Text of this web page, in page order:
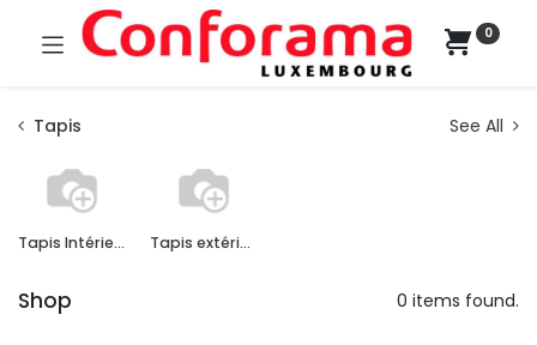
0
Tapis See All
Tapis Intérieur Tapis extérieur
Shop 0 items found.